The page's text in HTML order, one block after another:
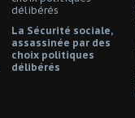
La Sécurité sociale,
assassinée par des
choix politiques
délibérés